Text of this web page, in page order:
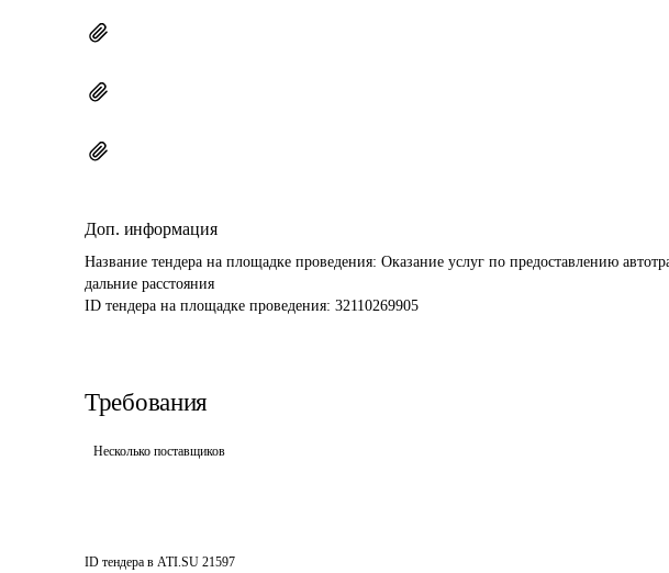
Доп. информация
Название тендера на площадке проведения: Оказание услуг по предоставлению
дальние расстояния
ID тендера на площадке проведения: 32110269905
Требования
Несколько поставщиков
ID тендера в ATI.SU 21597